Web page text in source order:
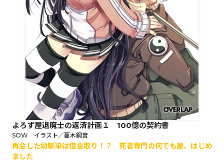
オーバーラップノベルスf
ロサージュノベルス
コミックガルド
コミッククリエ
よろず屋退魔士の返済計画１ 100億の契約書
SOW イラスト／蔓木鋼音
再会した幼馴染は借金取り！？ 死者専門の何でも屋、はじめ
ました